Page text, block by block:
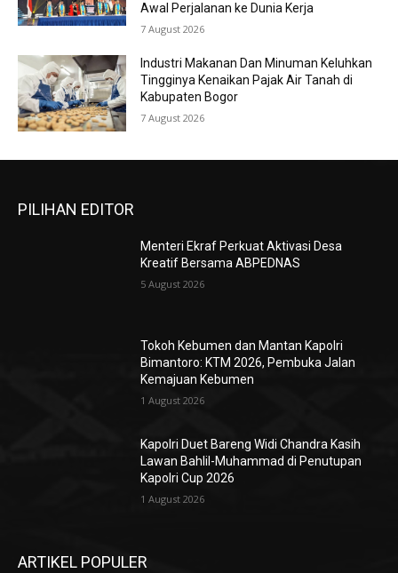
Awal Perjalanan ke Dunia Kerja
7 August 2026
Industri Makanan Dan Minuman Keluhkan
Tingginya Kenaikan Pajak Air Tanah di
Kabupaten Bogor
7 August 2026
PILIHAN EDITOR
Menteri Ekraf Perkuat Aktivasi Desa
Kreatif Bersama ABPEDNAS
5 August 2026
Tokoh Kebumen dan Mantan Kapolri
Bimantoro: KTM 2026, Pembuka Jalan
Kemajuan Kebumen
1 August 2026
Kapolri Duet Bareng Widi Chandra Kasih
Lawan Bahlil-Muhammad di Penutupan
Kapolri Cup 2026
1 August 2026
ARTIKEL POPULER